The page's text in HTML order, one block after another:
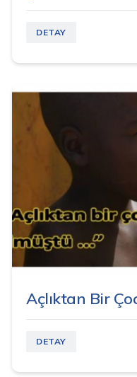
DETAY
Açlıktan Bir
DETAY